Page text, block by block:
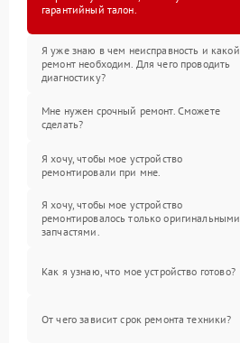
гарантийный талон.
Я уже знаю в чем неисправность и какой
ремонт необходим. Для чего проводить
диагностику?
Мне нужен срочный ремонт. Сможете
сделать?
Я хочу, чтобы мое устройство
ремонтировали при мне.
Я хочу, чтобы мое устройство
ремонтировалось только оригинальными
запчастями.
Как я узнаю, что мое устройство готово?
От чего зависит срок ремонта техники?